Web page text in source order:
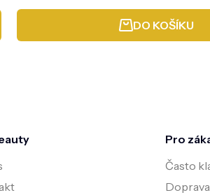
DO KOŠÍKU
Pro
Často